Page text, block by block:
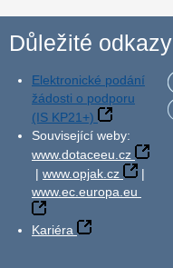
Důležité odkazy
Elektronické podání
žádosti o podporu
(IS KP21+)
Související weby:
www.dotaceeu.cz
| www.opjak.cz
|
www.ec.europa.eu
Kariéra